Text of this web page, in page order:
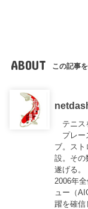
ABOUT この記事
テニス
プレー
ブ。ス
設。その
遂げる
2006年
ュー（
躍を確信